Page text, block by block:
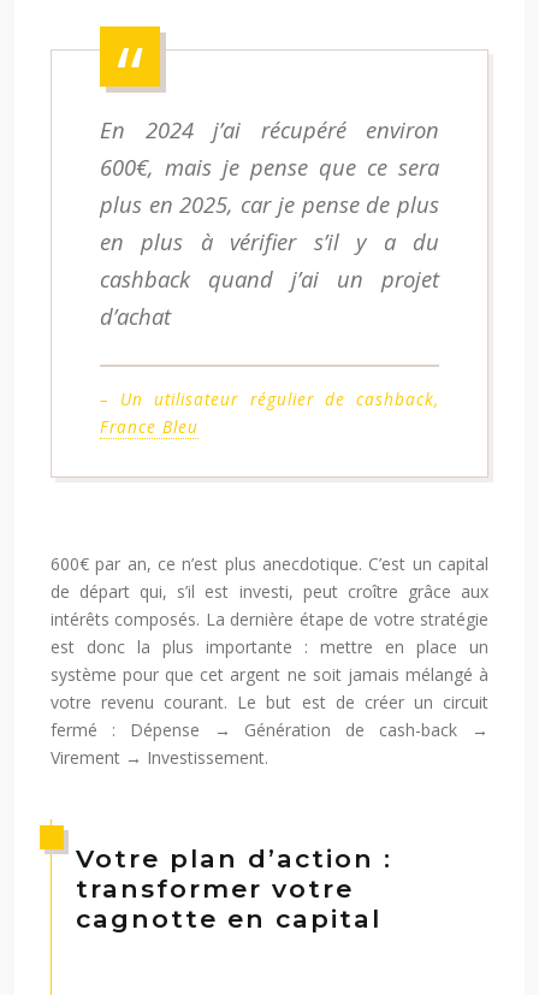
En 2024 j’ai récupéré environ
600€, mais je pense que ce sera
plus en 2025, car je pense de plus
en plus à vérifier s’il y a du
cashback quand j’ai un projet
d’achat
– Un utilisateur régulier de cashback,
France Bleu
600€ par an, ce n’est plus anecdotique. C’est un capital
de départ qui, s’il est investi, peut croître grâce aux
intérêts composés. La dernière étape de votre stratégie
est donc la plus importante : mettre en place un
système pour que cet argent ne soit jamais mélangé à
votre revenu courant. Le but est de créer un circuit
fermé : Dépense → Génération de cash-back →
Virement → Investissement.
Votre plan d’action :
transformer votre
cagnotte en capital